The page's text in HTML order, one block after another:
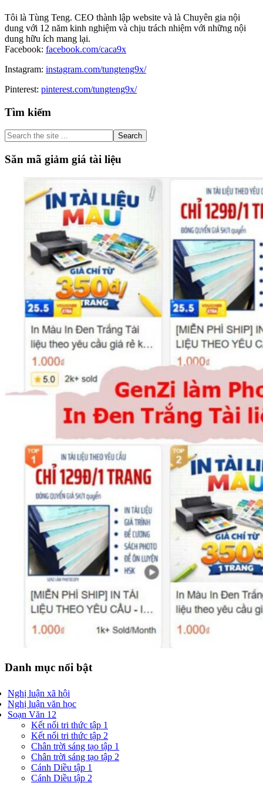
Tôi là Tùng Teng. CEO thành lập website và là Chuyên gia nội
dung với 12 năm kinh nghiệm và chịu trách nhiệm với những nội
dung hữu ích mang lại.
Facebook: facebook.com/caca9x
Instagram: instagram.com/tungteng9x/
Pinterest: pinterest.com/tungteng9x/
Primary
Sidebar
Tìm kiếm
Search
the
site
...
Săn mã giảm giá tài liệu
Danh mục nổi bật
Nghị luận xã hội
Nghị luận văn học
Soạn Văn 12
Kết nối tri thức tập 1
Kết nối tri thức tập 2
Chân trời sáng tạo tập 1
Chân trời sáng tạo tập 2
Cánh Diều tập 1
Cánh Diều tập 2